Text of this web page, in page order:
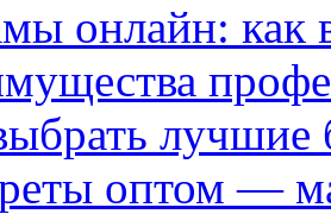
онлайн: как
оптом —